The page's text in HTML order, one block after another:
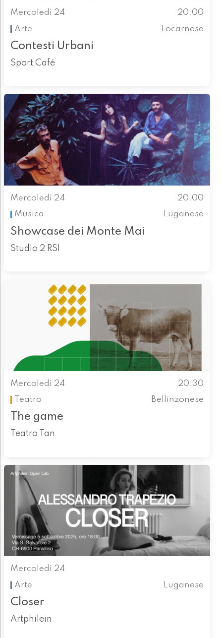
Mercoledì 24
20.00
Arte
Locarnese
Contesti Urbani
Sport Café
Mercoledì 24
20.00
Musica
Luganese
Showcase dei Monte Mai
Studio 2 RSI
Mercoledì 24
20.30
Teatro
Bellinzonese
The game
Teatro Tan
Mercoledì 24
Arte
Luganese
Closer
Artphilein